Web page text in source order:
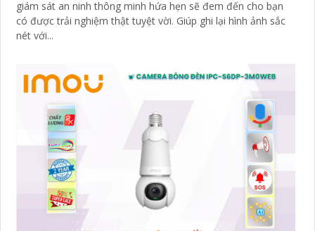
giám sát an ninh thông minh hứa hẹn sẽ đem đến cho bạn
có được trải nghiệm thật tuyệt vời. Giúp ghi lại hình ảnh sắc
nét với...